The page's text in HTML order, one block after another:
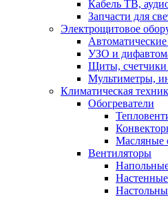
Кабель ТВ,
Запчасти для
Электрощитовое
УЗО и
Щиты, счетчики
Мультиметры,
Климатическая
Обогреватели
Масляные
Вентиляторы